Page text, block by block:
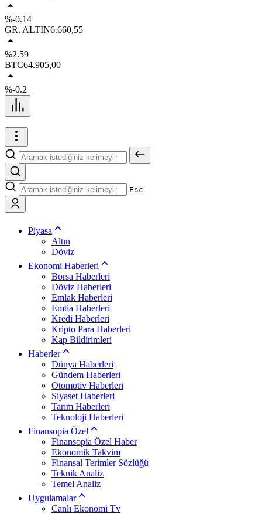
%-0.14
GR. ALTIN6.660,55
%2.59
BTC64.905,00
%-0.2
Esc
Piyasa
Altın
Döviz
Ekonomi Haberleri
Borsa Haberleri
Döviz Haberleri
Emlak Haberleri
Emtia Haberleri
Kredi Haberleri
Kripto Para Haberleri
Kap Bildirimleri
Haberler
Dünya Haberleri
Gündem Haberleri
Otomotiv Haberleri
Siyaset Haberleri
Tarım Haberleri
Teknoloji Haberleri
Finansopia Özel
Finansopia Özel Haber
Ekonomik Takvim
Finansal Terimler Sözlüğü
Teknik Analiz
Temel Analiz
Uygulamalar
Canlı Ekonomi Tv